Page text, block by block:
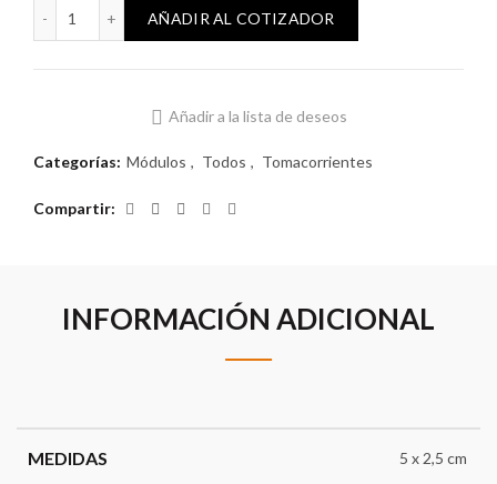
Módulo Reggio Euro Americano 2P 15A cantidad
AÑADIR AL COTIZADOR
Añadir a la lista de deseos
Categorías: Módulos , Todos , Tomacorrientes
Compartir
INFORMACIÓN ADICIONAL
MEDIDAS 5 x 2,5 cm